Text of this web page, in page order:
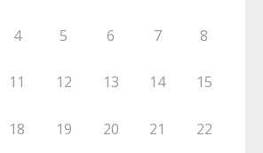
4 5 6 7 8
11 12 13 14 15
18 19 20 21 22